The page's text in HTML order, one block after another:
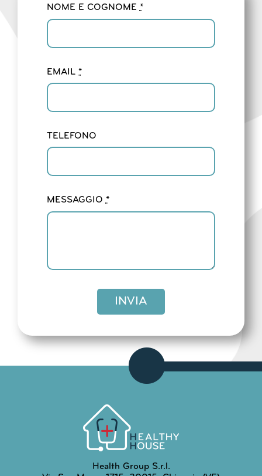
NOME E COGNOME*
EMAIL *
TELEFONO
MESSAGGIO*
INVIA
Health Group S.r.l.